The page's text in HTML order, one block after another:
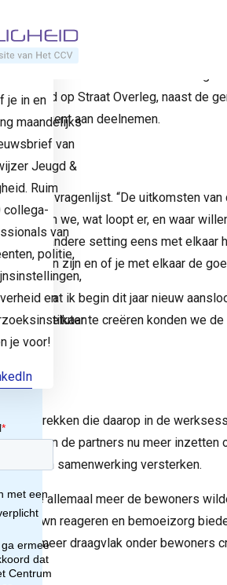
de startpagina
afgelopen jaren een
Jeugd op Straat Overleg, naast de
jeugdagent aan deelnemen.
van de vragenlijst. “De uitkomsten
missen we, wat loopt er, en waar
in een andere setting eens met elkaar
het doen zijn en of je met elkaar de
fijn, omdat ik begin dit jaar nieuw
met elkaar te creëren konden we
gesprekken die daarop in de
gaan de partners nu meer inzetten
eigen samenwerking versterken.
dat we allemaal meer de bewoners
top-down reageren en bemoeizorg
meer draagvlak onder bewoners
je in en
maandelijks
van
Jeugd &
Ruim
collega-
van
politie,
en
je voor!